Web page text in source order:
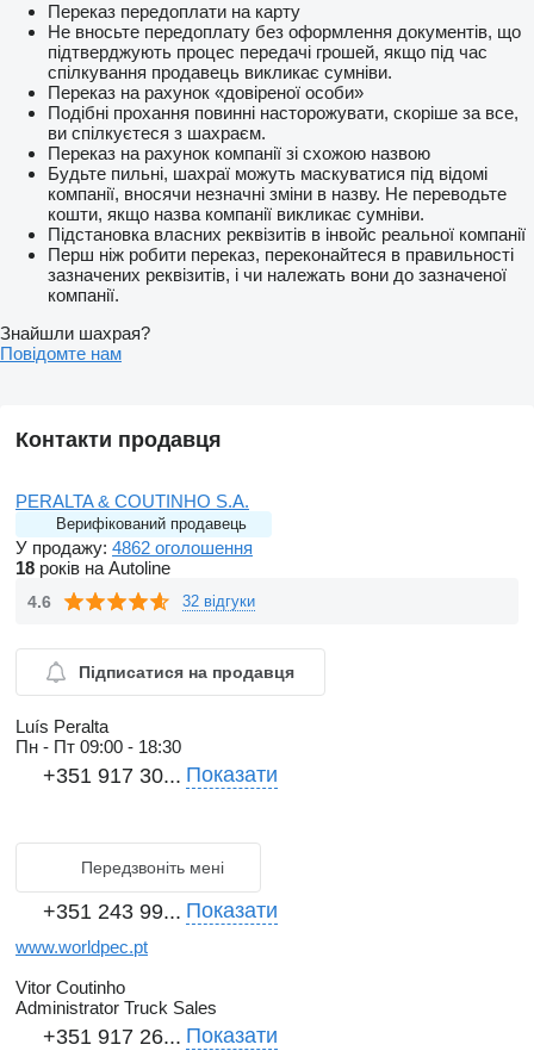
Переказ передоплати на карту
Не вносьте передоплату без оформлення документів, що
підтверджують процес передачі грошей, якщо під час
спілкування продавець викликає сумніви.
Переказ на рахунок «довіреної особи»
Подібні прохання повинні насторожувати, скоріше за все,
ви спілкуєтеся з шахраєм.
Переказ на рахунок компанії зі схожою назвою
Будьте пильні, шахраї можуть маскуватися під відомі
компанії, вносячи незначні зміни в назву. Не переводьте
кошти, якщо назва компанії викликає сумніви.
Підстановка власних реквізитів в інвойс реальної компанії
Перш ніж робити переказ, переконайтеся в правильності
зазначених реквізитів, і чи належать вони до зазначеної
компанії.
Знайшли шахрая?
Повідомте нам
Контакти продавця
PERALTA & COUTINHO S.A.
Верифікований продавець
У продажу: 4862 оголошення
18 років на Autoline
4.6 32 відгуки
Підписатися на продавця
Luís Peralta
Пн - Пт 09:00 - 18:30
+351 917 30... Показати
Передзвоніть мені
+351 243 99... Показати
www.worldpec.pt
Vitor Coutinho
Administrator Truck Sales
+351 917 26... Показати